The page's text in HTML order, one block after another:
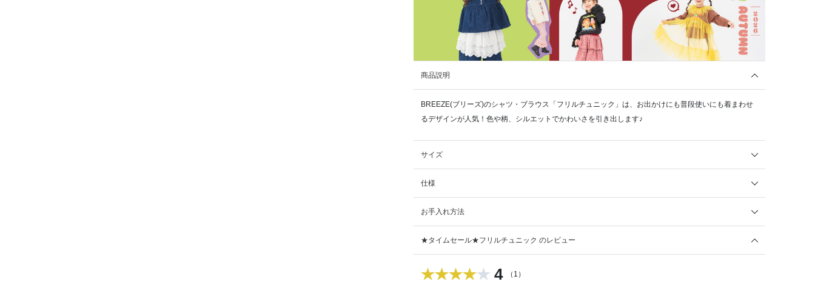
商品説明
BREEZE(ブリーズ)のシャツ・ブラウス「フリルチュニック」は、お出かけにも普段使いにも着まわせ
るデザインが人気！色や柄、シルエットでかわいさを引き出します♪
サイズ
仕様
お手入れ方法
★タイムセール★フリルチュニック のレビュー
4 （1）